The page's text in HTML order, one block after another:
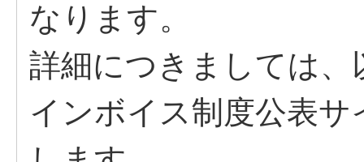
なります。
詳細につきましては
インボイス制度公表